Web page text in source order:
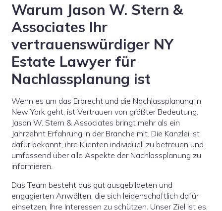
Warum Jason W. Stern &
Associates Ihr
vertrauenswürdiger NY
Estate Lawyer für
Nachlassplanung ist
Wenn es um das Erbrecht und die Nachlassplanung in
New York geht, ist Vertrauen von größter Bedeutung.
Jason W. Stern & Associates bringt mehr als ein
Jahrzehnt Erfahrung in der Branche mit. Die Kanzlei ist
dafür bekannt, ihre Klienten individuell zu betreuen und
umfassend über alle Aspekte der Nachlassplanung zu
informieren.
Das Team besteht aus gut ausgebildeten und
engagierten Anwälten, die sich leidenschaftlich dafür
einsetzen, Ihre Interessen zu schützen. Unser Ziel ist es,